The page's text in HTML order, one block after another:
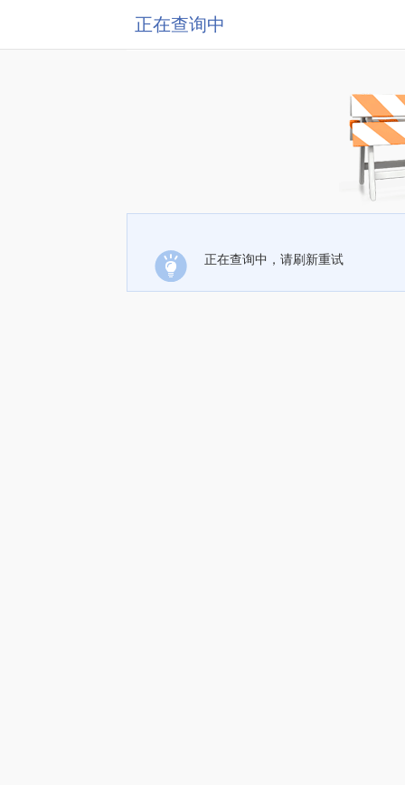
正在查询中
正在查询中，请刷新重试